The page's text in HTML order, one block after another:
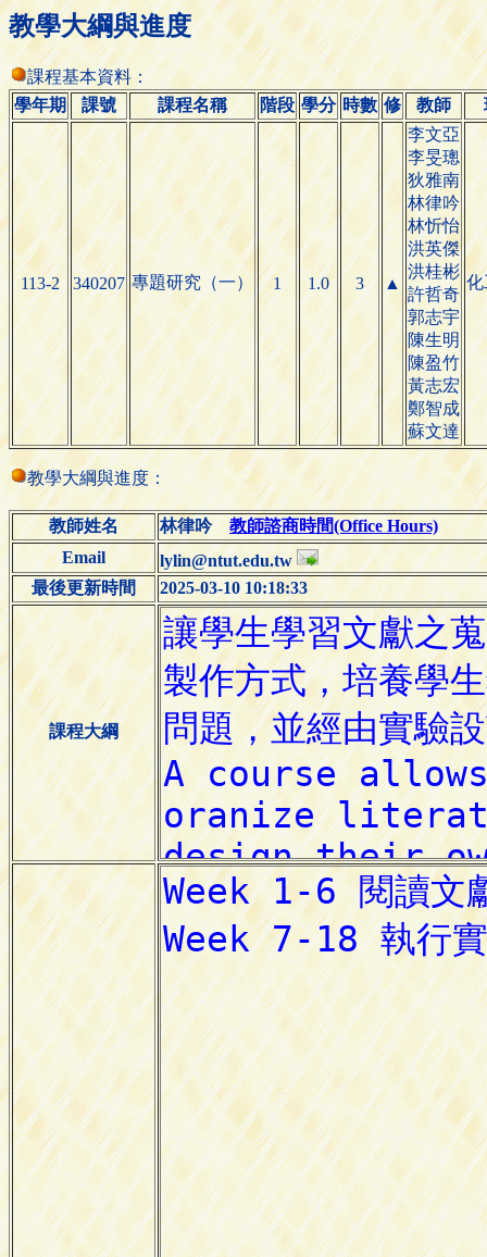
教學大綱與進度
課程基本資料：
學年期
課號 課程名稱 階段 學分 時數 修 教師
113-2 340207 專題研究（一） 1 1.0 3 ▲
李文亞
李旻璁
狄雅南
林律吟
林忻怡
洪英傑
洪桂彬
許哲奇
郭志宇
陳生明
陳盈竹
黃志宏
鄭智成
蘇文達
化
教學大綱與進度：
教師姓名 林律吟教師諮商時間(Office Hours)
Email
lylin@ntut.edu.tw
最後更新時間
2025-03-10 10:18:33
課程大綱